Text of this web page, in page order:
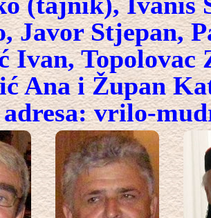
Javor Stjepan,
Ivan, Topolovac
Ana i Župan
vrilo-